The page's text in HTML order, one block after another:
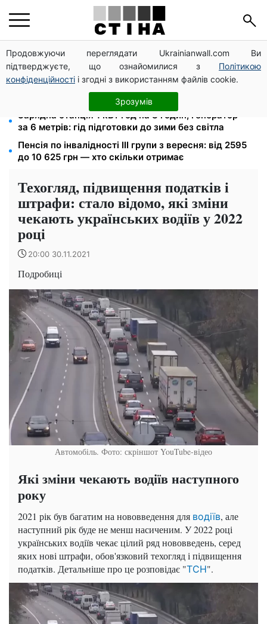
Продовжуючи переглядати Ukrainianwall.com Ви
підтверджуєте, що ознайомилися з Політикою
конфіденційності і згодні з використанням файлів cookie.
Зрозумів
Долар по 44,50 грн, євро — 51,34: курс валют у
банках 9 серпня
Посвідчення водія та техпаспорт відновлять
безкоштовно: умова від сервісних центрів МВС
Зарядна станція 1 кВт·год на 8 годин, генератор —
за 6 метрів: гід підготовки до зими без світла
Пенсія по інвалідності III групи з вересня: від 2595
до 10 625 грн — хто скільки отримає
Техогляд, підвищення податків і
штрафи: стало відомо, які зміни
чекають українських водіїв у 2022
році
20:00 30.11.2021
Подробиці
Автомобіль. Фото: скріншот YouTube-відео
Які зміни чекають водіїв наступного
року
2021 рік був багатим на нововведення для водіїв, але
наступний рік буде не менш насиченим. У 2022 році
українських водіїв чекає цілий ряд нововведень, серед
яких нові штрафи, обов'язковий техогляд і підвищення
податків. Детальніше про це розповідає "ТСН".